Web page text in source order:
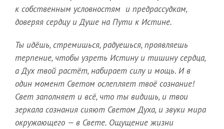
к собственным условностям и предрассудкам,
доверяя сердцу и Душе на Пути к Истине.
Ты идёшь, стремишься, радуешься, проявляешь
терпение, чтобы узреть Истину и тишину сердца,
а Дух твой растёт, набирает силу и мощь. И в
один момент Светом ослепляет твоё сознание!
Свет заполняет и всё, что ты видишь, и твои
зеркала сознания сияют Светом Духа, и звуки мира
окружающего — в Свете. Ощущение жизни